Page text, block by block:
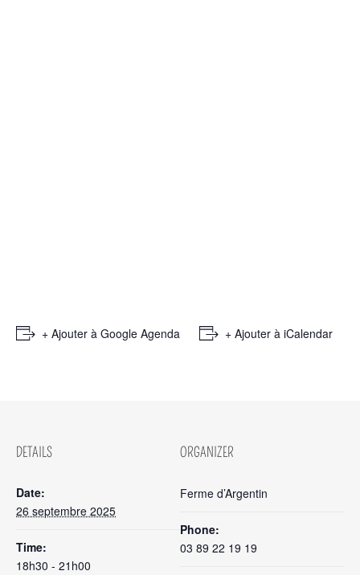
+ Ajouter à Google Agenda + Ajouter à iCalendar
DETAILS
Date:
26 septembre 2025
Time:
18h30 - 21h00
ORGANIZER
Ferme d’Argentin
Phone:
03 89 22 19 19